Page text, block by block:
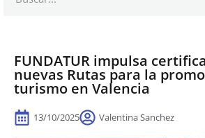
FUNDATUR impulsa
nuevas Rutas para la
turismo en Valencia
13/10/2025 Valentina Sanchez